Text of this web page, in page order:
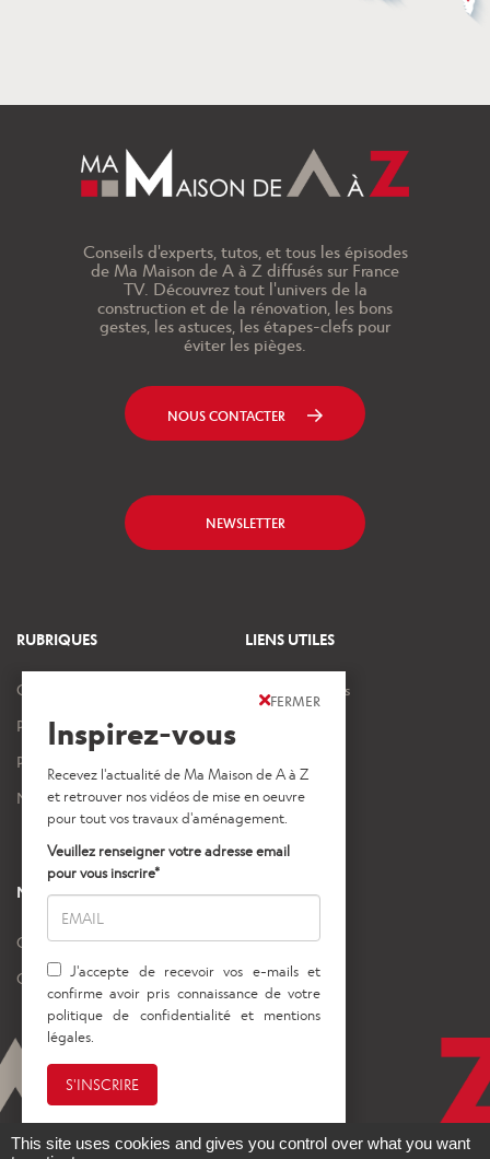
FERMER
Inspirez-vous
Conseils d'experts, tutos, et tous les épisodes
de Ma Maison de A à Z diffusés sur France
TV. Découvrez tout l'univers de la
construction et de la rénovation, les bons
gestes, les astuces, les étapes-clefs pour
éviter les pièges.
NOUS CONTACTER
NEWSLETTER
RUBRIQUES
Ouvrages et travaux
Projets intérieurs
Projets extérieurs
Nos vidéos
LIENS UTILES
Mentions légales
NOS AUTRES SITES
Gedimat
Gedibois
Copyright © 2023 Ma maison de A à Z - Tous droits réservés
This site uses cookies and gives you control over what you want